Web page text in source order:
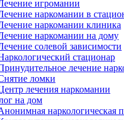
игромании
наркомании в
наркомании клиника
наркомании на дому
солевой зависимости
стационар
лечение
ломки
лечения наркомании
на дом
наркологическая